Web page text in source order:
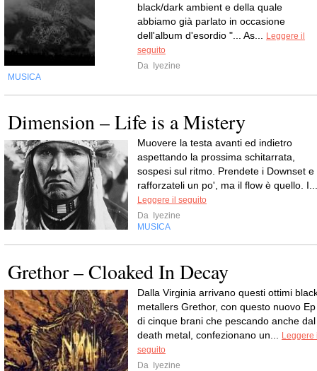
black/dark ambient e della quale
abbiamo già parlato in occasione
dell'album d'esordio "... As...
Leggere il
seguito
Da
Iyezine
MUSICA
Dimension – Life is a Mistery
Muovere la testa avanti ed indietro
aspettando la prossima schitarrata,
sospesi sul ritmo. Prendete i Downset e
rafforzateli un po', ma il flow è quello. I...
Leggere il seguito
Da
Iyezine
MUSICA
Grethor – Cloaked In Decay
Dalla Virginia arrivano questi ottimi
metallers Grethor, con questo nuovo Ep
di cinque brani che pescando anche dal
death metal, confezionano un...
Leggere
seguito
Da
Iyezine